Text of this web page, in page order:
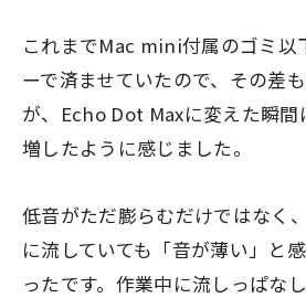
これまでMac mini付属のゴミ以
ーで済ませていたので、その差
が、Echo Dot Maxに変えた瞬間
増したように感じました。
低音がただ膨らむだけではなく
に流していても「音が薄い」と
ったです。作業中に流しっぱなし